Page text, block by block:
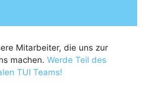
Mitarbeiter, die uns zur
machen. Werde Teil des
TUI Teams!